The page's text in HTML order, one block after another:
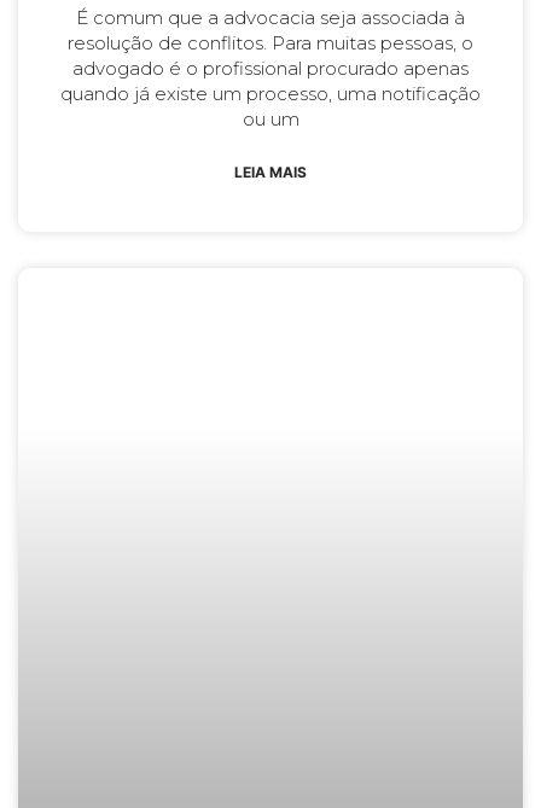
É comum que a advocacia seja associada à
resolução de conflitos. Para muitas pessoas, o
advogado é o profissional procurado apenas
quando já existe um processo, uma notificação
ou um
LEIA MAIS